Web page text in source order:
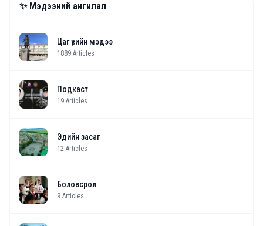
✨ Мэдээний ангилал
Цаг үеийн мэдээ
1889 Articles
Подкаст
19 Articles
Эдийн засаг
12 Articles
Боловсрол
9 Articles